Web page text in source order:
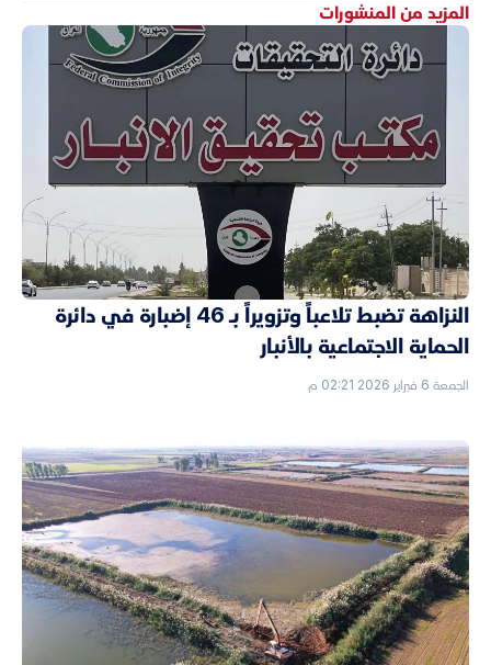
المزيد من المنشورات
النزاهة تضبط تلاعباً وتزويراً بـ 46 إضبارة في دائرة
الحماية الاجتماعية بالأنبار
الجمعة 6 فبراير 2026 02:21 م